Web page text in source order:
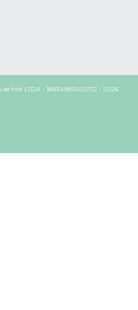
Mkt LTDA - 18634985000172 - 2026.